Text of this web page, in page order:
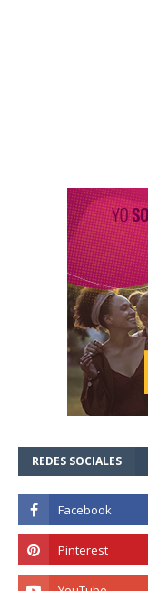
REDES SOCIALES